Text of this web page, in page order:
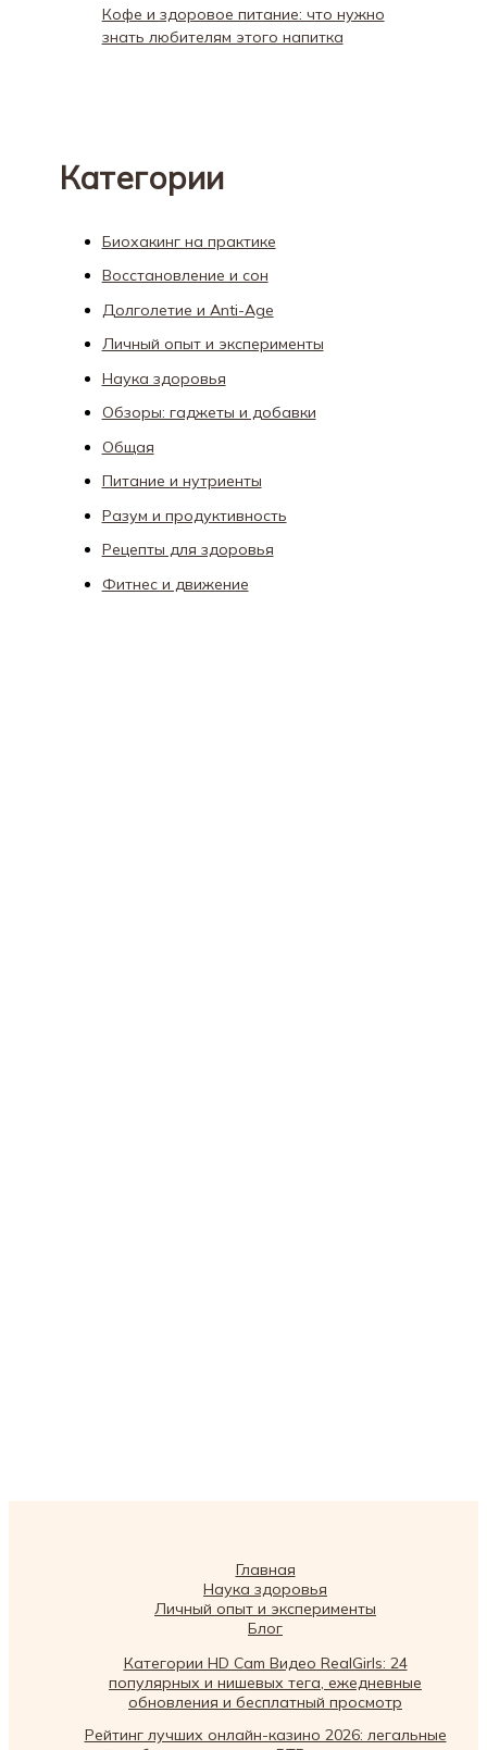
Кофе и здоровое питание: что нужно
знать любителям этого напитка
Категории
Биохакинг на практике
Восстановление и сон
Долголетие и Anti-Age
Личный опыт и эксперименты
Наука здоровья
Обзоры: гаджеты и добавки
Общая
Питание и нутриенты
Разум и продуктивность
Рецепты для здоровья
Фитнес и движение
Главная
Наука здоровья
Личный опыт и эксперименты
Блог
Категории HD Cam Видео RealGirls: 24
популярных и нишевых тега, ежедневные
обновления и бесплатный просмотр
Рейтинг лучших онлайн-казино 2026: легальные